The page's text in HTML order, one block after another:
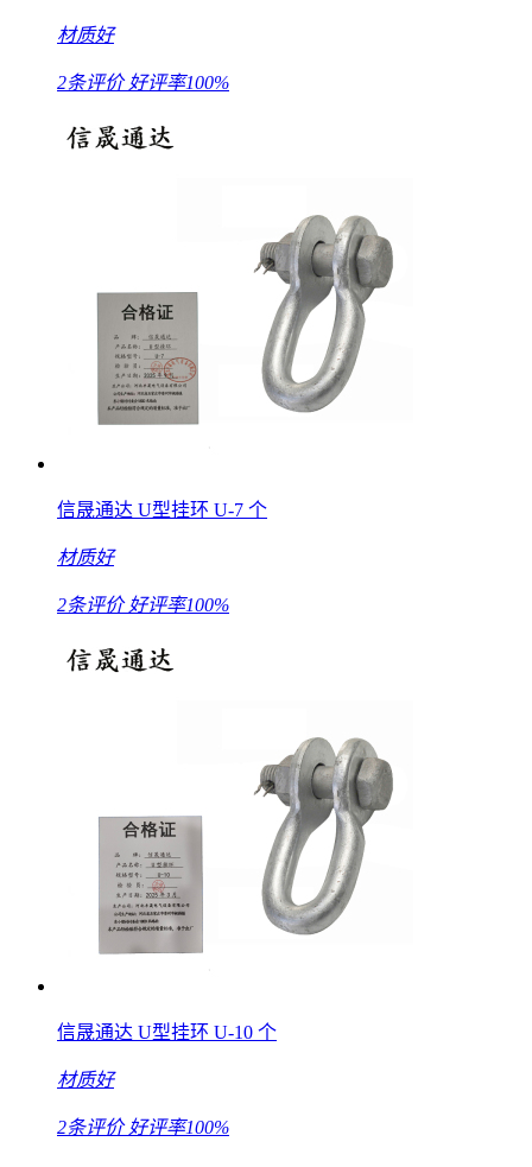
材质好
2条评价 好评率100%
信晟通达 U型挂环 U-7 个
材质好
2条评价 好评率100%
信晟通达 U型挂环 U-10 个
材质好
2条评价 好评率100%